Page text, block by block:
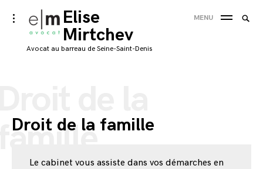
Skip
to
Elise
Mirtchev
Avocat au barreau de Seine-Saint-Denis
toggle
open/close
MENU
Droit de la famille
Le cabinet vous assiste dans vos démarches en